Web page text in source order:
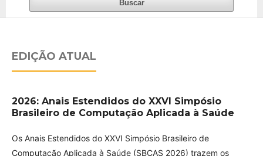
Buscar
EDIÇÃO ATUAL
2026: Anais Estendidos do XXVI Simpósio
Brasileiro de Computação Aplicada à Saúde
Os Anais Estendidos do XXVI Simpósio Brasileiro de
Computação Aplicada à Saúde (SBCAS 2026) trazem os